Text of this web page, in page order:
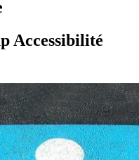
Accessibilité